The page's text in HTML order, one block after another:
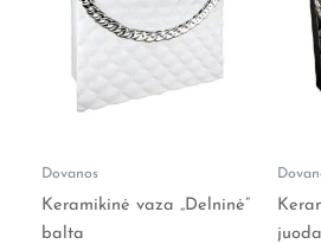
Dovanos
Keramikinė vaza „Delninė”
balta
juoda